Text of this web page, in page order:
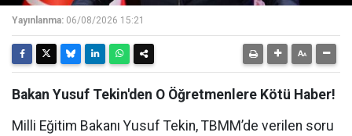
Yayınlanma: 06/08/2026 15:21
Bakan Yusuf Tekin'den O Öğretmenlere Kötü Haber!
Milli Eğitim Bakanı Yusuf Tekin, TBMM’de verilen soru